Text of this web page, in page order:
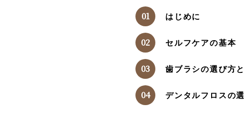
はじめに
セルフケアの基本
歯ブラシの選び方
デンタルフロスの